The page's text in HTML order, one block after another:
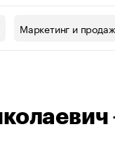
Маркетинг и